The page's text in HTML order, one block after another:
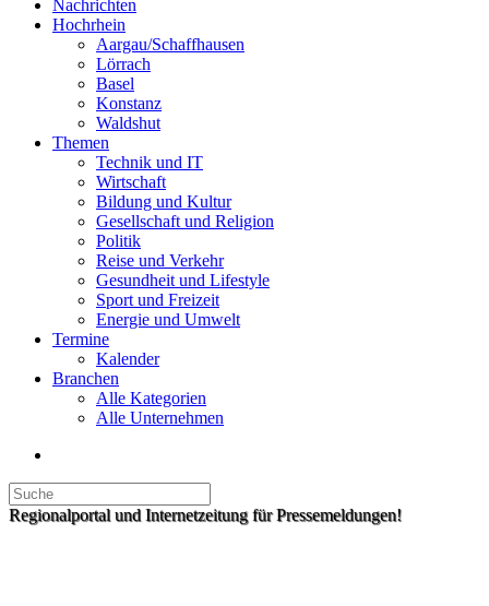
Nachrichten
Hochrhein
Aargau/Schaffhausen
Lörrach
Basel
Konstanz
Waldshut
Themen
Technik und IT
Wirtschaft
Bildung und Kultur
Gesellschaft und Religion
Politik
Reise und Verkehr
Gesundheit und Lifestyle
Sport und Freizeit
Energie und Umwelt
Termine
Kalender
Branchen
Alle Kategorien
Alle Unternehmen
Regionalportal und Internetzeitung für Pressemeldungen!